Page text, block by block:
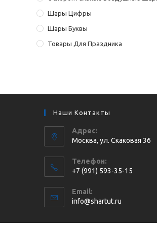
Шары Цифры
Шары Буквы
Товары Для Праздника
Наши Контакты
Адрес:
Москва, ул. Cкаковая 36
Телефон:
+7 (991) 593-35-15
в
вашем
Email:
info@shartut.ru